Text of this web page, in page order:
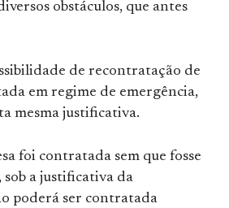
obstáculos, que antes
de recontratação de
em regime de emergência,
mesma justificativa.
foi contratada sem que fosse
a justificativa da
poderá ser contratada